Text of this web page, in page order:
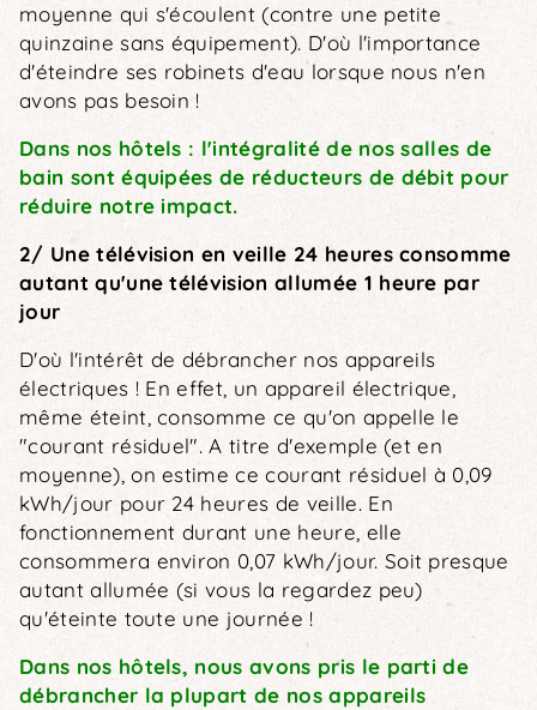
moyenne qui s'écoulent (contre une petite
quinzaine sans équipement). D'où l'importance
d'éteindre ses robinets d'eau lorsque nous n'en
avons pas besoin !
Dans nos hôtels : l'intégralité de nos salles de
bain sont équipées de réducteurs de débit pour
réduire notre impact.
2/ Une télévision en veille 24 heures consomme
autant qu'une télévision allumée 1 heure par
jour
D'où l'intérêt de débrancher nos appareils
électriques ! En effet, un appareil électrique,
même éteint, consomme ce qu'on appelle le
"courant résiduel". A titre d'exemple (et en
moyenne), on estime ce courant résiduel à 0,09
kWh/jour pour 24 heures de veille. En
fonctionnement durant une heure, elle
consommera environ 0,07 kWh/jour. Soit presque
autant allumée (si vous la regardez peu)
qu'éteinte toute une journée !
Dans nos hôtels, nous avons pris le parti de
débrancher la plupart de nos appareils